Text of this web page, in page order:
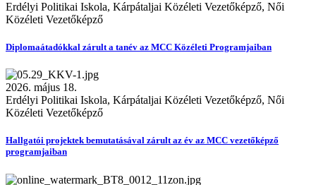
Erdélyi Politikai Iskola, Kárpátaljai Közéleti Vezetőképző, Női
Közéleti Vezetőképző
Diplomaátadókkal zárult a tanév az MCC Közéleti Programjaiban
2026. május 18.
Erdélyi Politikai Iskola, Kárpátaljai Közéleti Vezetőképző, Női
Közéleti Vezetőképző
Hallgatói projektek bemutatásával zárult az év az MCC vezetőképző
programjaiban